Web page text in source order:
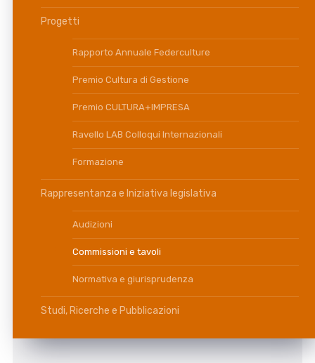
Progetti
Rapporto Annuale Federculture
Premio Cultura di Gestione
Premio CULTURA+IMPRESA
Ravello LAB Colloqui Internazionali
Formazione
Rappresentanza e Iniziativa legislativa
Audizioni
Commissioni e tavoli
Normativa e giurisprudenza
Studi, Ricerche e Pubblicazioni